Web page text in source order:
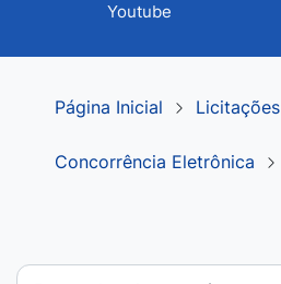
Youtube
Página Inicial Licitações
Concorrência Eletrônica